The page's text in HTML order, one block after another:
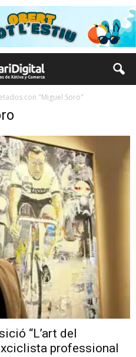
con "Miguel Soro"
“L’art del
professional